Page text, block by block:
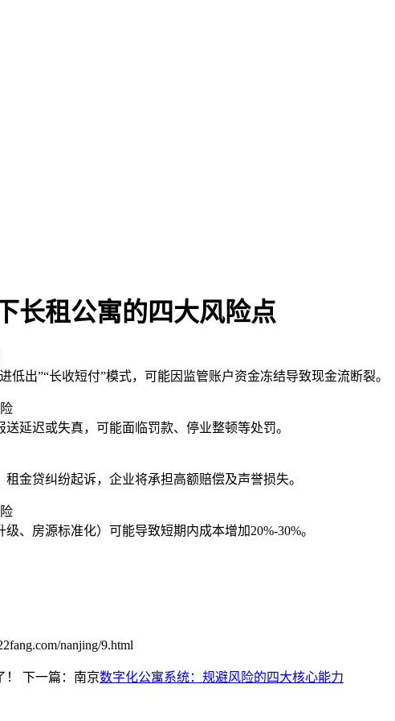
长租公寓的四大风险点
低出”“长收短付”模式，可能因监管账户资金冻结导致现金流断裂。
延迟或失真，可能面临罚款、停业整顿等处罚。
金贷纠纷起诉，企业将承担高额赔偿及声誉损失。
、房源标准化）可能导致短期内成本增加20%-30%。
nanjing/9.html
下一篇：南京数字化公寓系统：规避风险的四大核心能力